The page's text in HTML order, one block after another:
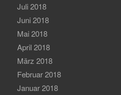
Juli 2018
Juni 2018
Mai 2018
April 2018
März 2018
Februar 2018
Januar 2018